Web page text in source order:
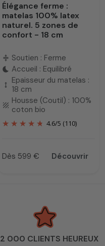
Élégance ferme :
matelas 100% latex
naturel. 5 zones de
confort - 18 cm
compress Soutien : Ferme
bedtime Accueil : Equilibré
height
Epaisseur du matelas :
18 cm
texture Housse (Coutil) : 100%
coton bio
4.6/5 (110)
Prix
Dès 599 € Découvrir
000 CLIENTS HEUREUX